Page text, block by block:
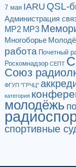
7 мая IARU QSL-
Администрация
МР2 МР3
Многоборье
работа Почетный
Роскомнадзор СЕПТ
Союз
ФГУП "ГРЧЦ"
категория
молодёжь
спортивные